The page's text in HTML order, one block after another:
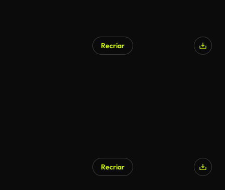
Recriar
Recriar